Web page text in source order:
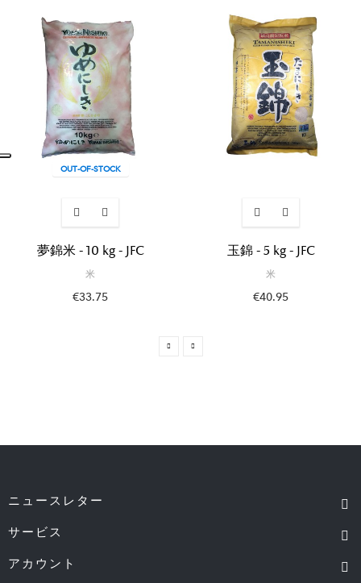
OUT-OF-STOCK
夢錦米 - 10 kg - JFC
米
€33.75
玉錦 - 5 kg - JFC
米
€40.95
ニュースレター
サービス
アカウント